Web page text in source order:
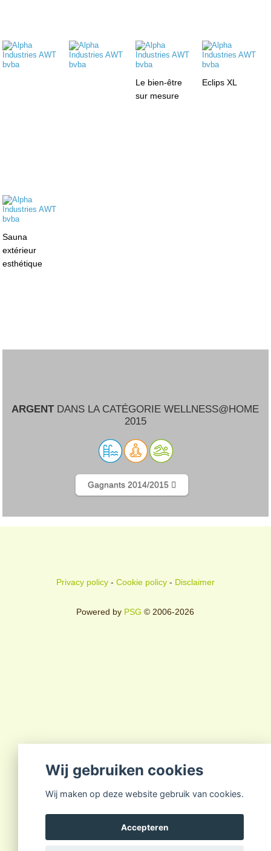
Le bien-être
sur mesure
Eclips XL
Sauna
extérieur
esthétique
ARGENTDANS LA CATÉGORIE WELLNESS@HOME
2015
Gagnants 2014/2015
Privacy policy- Cookie policy- Disclaimer
Powered by PSG © 2006-2026
Wij gebruiken cookies
Wij maken op deze website gebruik van cookies.
Accepteren